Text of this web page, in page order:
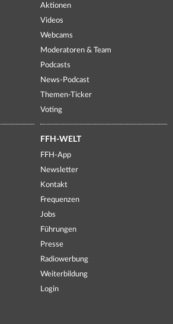
Aktionen
Videos
Webcams
Moderatoren & Team
Podcasts
News-Podcast
Themen-Ticker
Voting
FFH-WELT
FFH-App
Newsletter
Kontakt
Frequenzen
Jobs
Führungen
Presse
Radiowerbung
Weiterbildung
Login